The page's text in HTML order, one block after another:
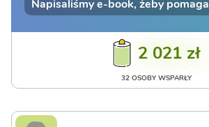
Napisaliśmy e-book, żeby
2 021 zł
32 OSOBY WSPARŁY